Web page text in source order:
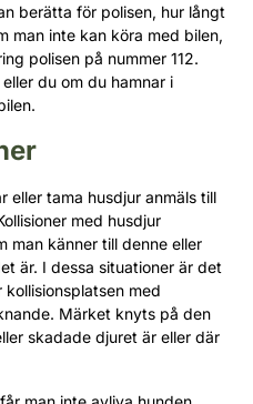
berätta för polisen, hur långt
man inte kan köra med bilen,
polisen på nummer 112.
du om du hamnar i
eller tama husdjur anmäls till
med husdjur
man känner till denne eller
är. I dessa situationer är det
med
Märket knyts på den
skadade djuret är eller där